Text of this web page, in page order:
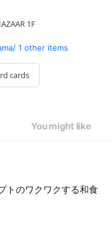
1F
1 other items
cards
You might like
トのワクワクする和食